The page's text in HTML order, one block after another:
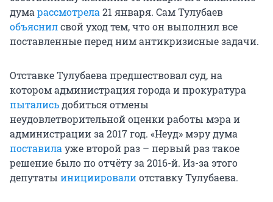
дума рассмотрела 21 января. Сам Тулубаев
объяснилсвой уход тем, что он выполнил все
поставленные перед ним антикризисные задачи.
Отставке Тулубаева предшествовал суд, на
котором администрация города и прокуратура
пыталисьдобиться отмены
неудовлетворительной оценки работы мэра и
администрации за 2017 год. «Неуд» мэру дума
поставила уже второй раз – первый раз такое
решение было по отчёту за 2016-й. Из-за этого
депутаты инициировалиотставку Тулубаева.